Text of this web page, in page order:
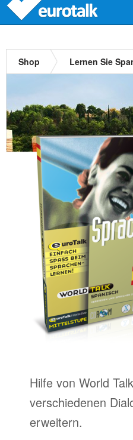
Shop Lernen Sie
Hilfe von World
verschiedenen
erweitern.